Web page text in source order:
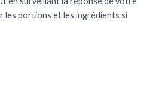
les portions et les ingrédients si